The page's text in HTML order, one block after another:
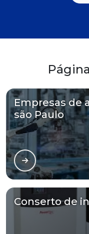
Empresas de
são Paulo
Conserto de